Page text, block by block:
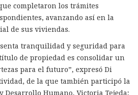
completaron los trámites
avanzando así en la
de sus viviendas.
tranquilidad y seguridad para
de propiedad es consolidar un
para el futuro”, expresó Di
de la que también participó la
Desarrollo Humano, Victoria Tejeda;